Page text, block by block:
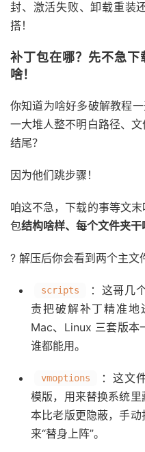
封、激活失败、卸载重装
搭！
补丁包在哪？先不急
啥！
你知道为啥好多破解教程
一大堆人整不明白路径、
结尾？
因为他们跳步骤！
咱这不急，下载的事等文
包结构啥样、每个文件夹干
? 解压后你会看到两个主文
scripts
：这哥几
责把破解补丁精准地
Mac、Linux 三套版本
谁都能用。
vmoptions
：这文
模版，用来替换系统
本比老版更隐蔽，手
来“替身上阵”。